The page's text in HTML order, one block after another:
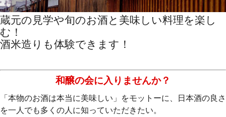
蔵元の見学や旬のお酒と美味しい料理を楽し
む！
酒米造りも体験できます！
和醸の会に入りませんか？
「本物のお酒は本当に美味しい」をモットーに、日本酒の良さ
を一人でも多くの人に知っていただきたい。